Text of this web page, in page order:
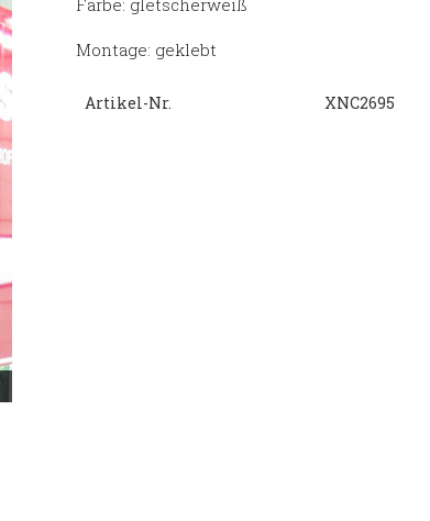
Farbe: gletscherweiß
Montage: geklebt
Artikel-Nr. XNC2695